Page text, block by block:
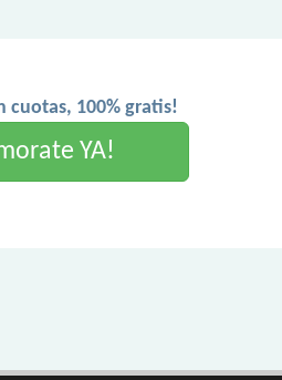
cuotas, 100% gratis!
YA!